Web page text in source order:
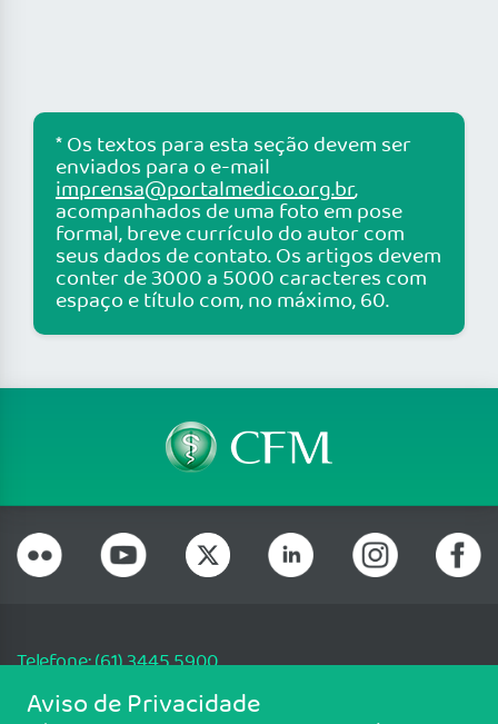
* Os textos para esta seção devem ser
enviados para o e-mail
imprensa@portalmedico.org.br,
acompanhados de uma foto em pose
formal, breve currículo do autor com
seus dados de contato. Os artigos devem
conter de 3000 a 5000 caracteres com
espaço e título com, no máximo, 60.
Telefone: (61) 3445 5900
Email: cfm@portalmedico.org.br
SGAS 616, Conjunto D, Lote 115, L2 Sul, Brasília/DF - CEP: 70200-760 -
Aviso de Privacidade